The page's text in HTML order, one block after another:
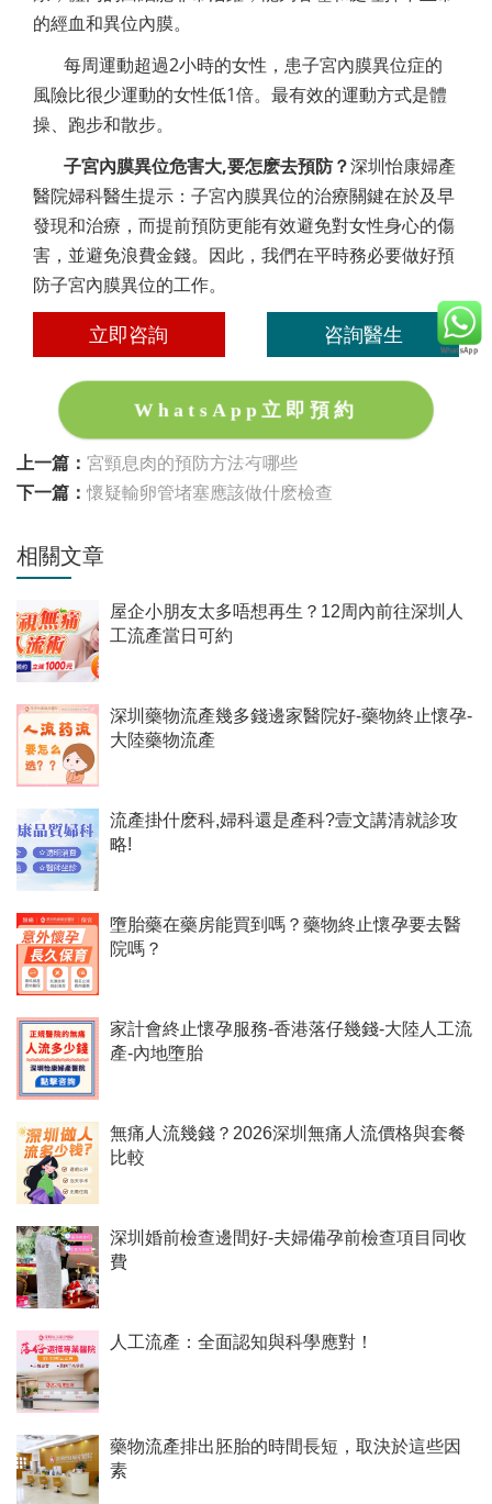
的經血和異位內膜。
每周運動超過2小時的女性，患子宮內膜異位症的
風險比很少運動的女性低1倍。最有效的運動方式是體
操、跑步和散步。
子宮內膜異位危害大,要怎麽去預防？深圳怡康婦產
醫院婦科醫生提示：子宮內膜異位的治療關鍵在於及早
發現和治療，而提前預防更能有效避免對女性身心的傷
害，並避免浪費金錢。因此，我們在平時務必要做好預
防子宮內膜異位的工作。
立即咨詢 咨詢醫生
WhatsApp立即預約
上一篇： 宮頸息肉的預防方法有哪些
下一篇：懷疑輸卵管堵塞應該做什麽檢查
相關文章
屋企小朋友太多唔想再生？12周內前往深圳人
工流產當日可約
深圳藥物流產幾多錢邊家醫院好-藥物終止懷孕-
大陸藥物流產
流產掛什麽科,婦科還是產科?壹文講清就診攻
略!
墮胎藥在藥房能買到嗎？藥物終止懷孕要去醫
院嗎？
家計會終止懷孕服務-香港落仔幾錢-大陸人工流
產-內地墮胎
無痛人流幾錢？2026深圳無痛人流價格與套餐
比較
深圳婚前檢查邊間好-夫婦備孕前檢查項目同收
費
人工流產：全面認知與科學應對！
藥物流產排出胚胎的時間長短，取決於這些因
素